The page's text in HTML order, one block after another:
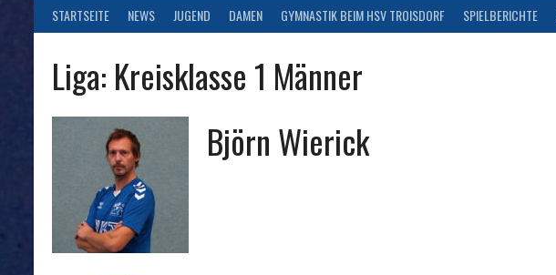
STARTSEITE NEWS JUGEND DAMEN GYMNASTIK BEIM HSV TROISDORF SPIELBERICHTE
Liga: Kreisklasse 1 Männer
Björn Wierick